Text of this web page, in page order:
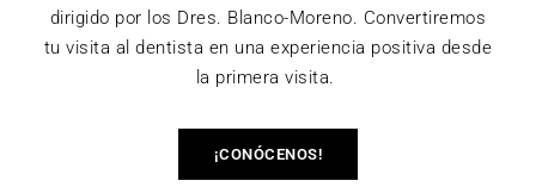
dirigido por los Dres. Blanco-Moreno. Convertiremos
tu visita al dentista en una experiencia positiva desde
la primera visita.
¡CONÓCENOS!